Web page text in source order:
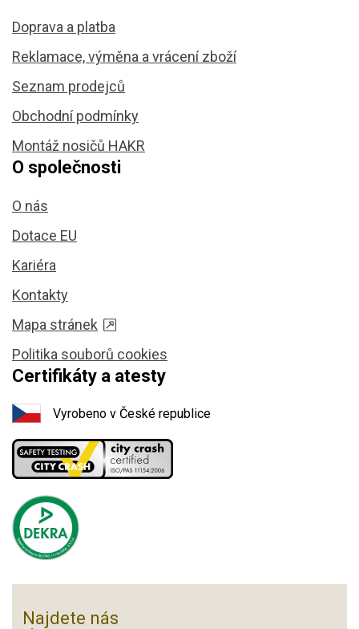
Doprava a platba
Reklamace, výměna a vrácení zboží
Seznam prodejců
Obchodní podmínky
Montáž nosičů HAKR
O společnosti
O nás
Dotace EU
Kariéra
Kontakty
Mapa stránek
Politika souborů cookies
Certifikáty a atesty
Vyrobeno v České republice
Najdete nás